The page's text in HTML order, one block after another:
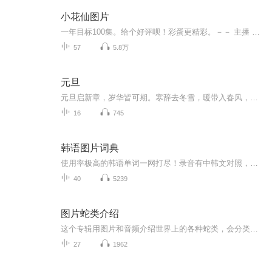
小花仙图片
57 5.8万
元旦
16 745
韩语图片词典
40 5239
图片蛇类介绍
27 1962